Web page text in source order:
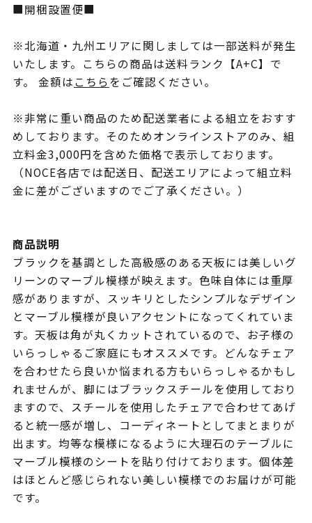
■開梱設置便■
※北海道・九州エリアに関しましては一部送料が発生
いたします。こちらの商品は送料ランク【A+C】で
す。 金額はこちらをご確認ください。
※非常に重い商品のため配送業者による組立をおすす
めしております。そのためオンラインストアのみ、組
立料金3,000円を含めた価格で表示しております。
（NOCE各店では配送日、配送エリアによって組立料
金に差がございますのでご了承ください。）
商品説明
ブラックを基調とした高級感のある天板には美しいグ
リーンのマーブル模様が映えます。色味自体には重厚
感がありますが、スッキリとしたシンプルなデザイン
とマーブル模様が良いアクセントになってくれていま
す。天板は角が丸くカットされているので、お子様の
いらっしゃるご家庭にもオススメです。どんなチェア
を合わせたら良いか悩まれる方もいらっしゃるかもし
れませんが、脚にはブラックスチールを使用しており
ますので、スチールを使用したチェアで合わせてあげ
ると統一感が増し、コーディネートとしてまとまりが
出ます。均等な模様になるように大理石のテーブルに
マーブル模様のシートを貼り付けております。個体差
はほとんど感じられない美しい模様でのお届けが可能
です。